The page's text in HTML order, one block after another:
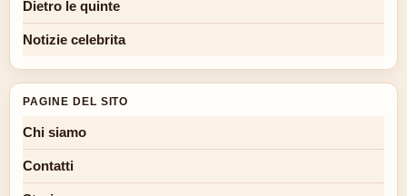
Dietro le quinte
Notizie celebrita
PAGINE DEL SITO
Chi siamo
Contatti